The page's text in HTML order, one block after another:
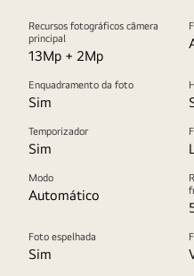
Recursos fotográficos câmera
principal
13Mp + 2Mp
Enquadramento da foto
Sim
Temporizador
Sim
Modo
Automático
Foto espelhada
Sim